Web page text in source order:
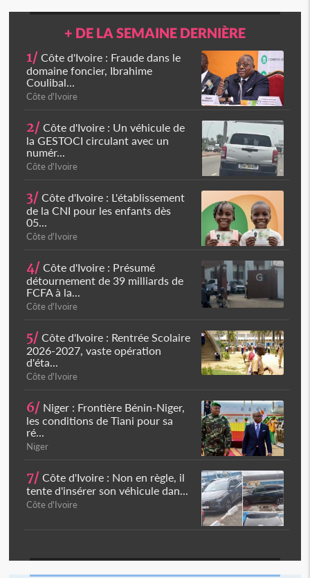
+ DE LA SEMAINE DERNIÈRE
1/ Côte d'Ivoire : Fraude dans le
domaine foncier, Ibrahime
Coulibal...
Côte d'Ivoire
2/ Côte d'Ivoire : Un véhicule de
la GESTOCI circulant avec un
numér...
Côte d'Ivoire
3/ Côte d'Ivoire : L'établissement
de la CNI pour les enfants dès
05...
Côte d'Ivoire
4/ Côte d'Ivoire : Présumé
détournement de 39 milliards de
FCFA à la...
Côte d'Ivoire
5/ Côte d'Ivoire : Rentrée Scolaire
2026-2027, vaste opération
d'éta...
Côte d'Ivoire
6/ Niger : Frontière Bénin-Niger,
les conditions de Tiani pour sa
ré...
Niger
7/ Côte d'Ivoire : Non en règle, il
tente d'insérer son véhicule dan...
Côte d'Ivoire